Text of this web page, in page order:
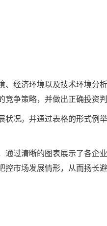
、经济环境以及技术环境分
争策略，并做出正确投资判
状况。并通过表格的形式例
通过清晰的图表展示了各企
控市场发展情形，从而扬长